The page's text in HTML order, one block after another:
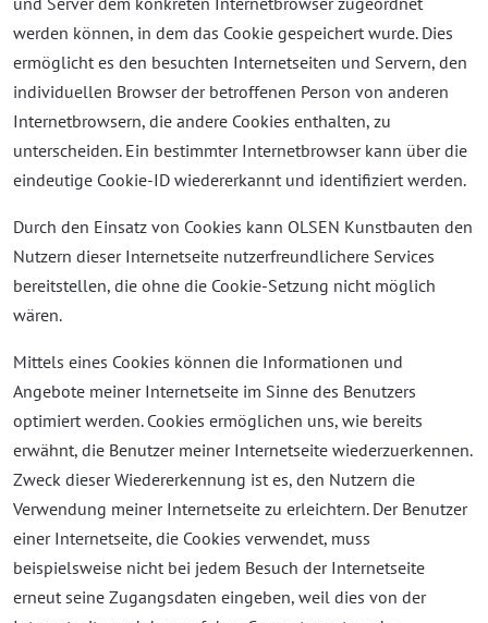
werden können, in dem das Cookie gespeichert wurde. Dies
ermöglicht es den besuchten Internetseiten und Servern, den
individuellen Browser der betroffenen Person von anderen
Internetbrowsern, die andere Cookies enthalten, zu
unterscheiden. Ein bestimmter Internetbrowser kann über die
eindeutige Cookie-ID wiedererkannt und identifiziert werden.
Durch den Einsatz von Cookies kann OLSEN Kunstbauten den
Nutzern dieser Internetseite nutzerfreundlichere Services
bereitstellen, die ohne die Cookie-Setzung nicht möglich
wären.
Mittels eines Cookies können die Informationen und
Angebote meiner Internetseite im Sinne des Benutzers
optimiert werden. Cookies ermöglichen uns, wie bereits
erwähnt, die Benutzer meiner Internetseite wiederzuerkennen.
Zweck dieser Wiedererkennung ist es, den Nutzern die
Verwendung meiner Internetseite zu erleichtern. Der Benutzer
einer Internetseite, die Cookies verwendet, muss
beispielsweise nicht bei jedem Besuch der Internetseite
erneut seine Zugangsdaten eingeben, weil dies von der